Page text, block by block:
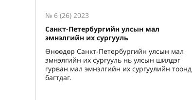
№ 6 (26) 2023
Санкт-Петербургийн улсын мал
эмнэлгийн их сургууль
Өнөөдөр Санкт-Петербургийн улсын мал
эмнэлгийн их сургууль нь улсын шилдэг
гурван мал эмнэлгийн их сургуулийн тоонд
багтдаг.